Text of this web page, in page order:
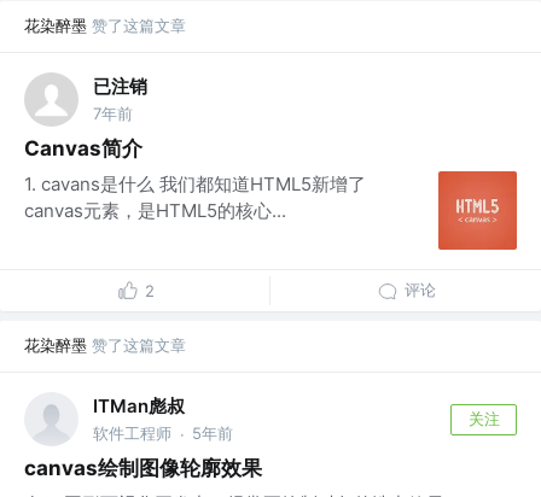
花染醉墨 赞了这篇文章
已注销
7年前
Canvas简介
1. cavans是什么 我们都知道HTML5新增了
canvas元素，是HTML5的核心...
2 评论
花染醉墨 赞了这篇文章
ITMan彪叔
软件工程师 · 5年前
关注
canvas绘制图像轮廓效果